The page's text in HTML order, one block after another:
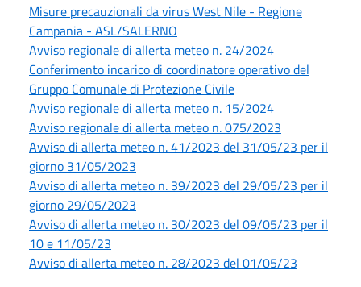
Misure precauzionali da virus West Nile - Regione
Campania - ASL/SALERNO
Avviso regionale di allerta meteo n. 24/2024
Conferimento incarico di coordinatore operativo del
Gruppo Comunale di Protezione Civile
Avviso regionale di allerta meteo n. 15/2024
Avviso regionale di allerta meteo n. 075/2023
Avviso di allerta meteo n. 41/2023 del 31/05/23 per il
giorno 31/05/2023
Avviso di allerta meteo n. 39/2023 del 29/05/23 per il
giorno 29/05/2023
Avviso di allerta meteo n. 30/2023 del 09/05/23 per il
10 e 11/05/23
Avviso di allerta meteo n. 28/2023 del 01/05/23